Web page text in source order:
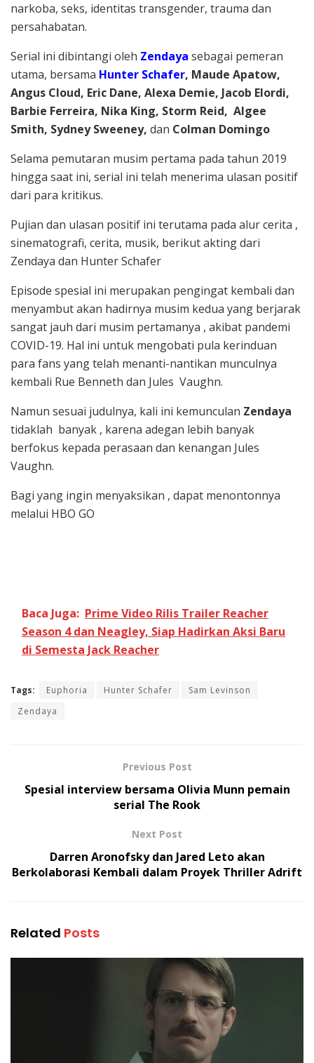
narkoba, seks, identitas transgender, trauma dan
persahabatan.
Serial ini dibintangi oleh Zendaya sebagai pemeran
utama, bersama Hunter Schafer, Maude Apatow,
Angus Cloud, Eric Dane, Alexa Demie, Jacob Elordi,
Barbie Ferreira, Nika King, Storm Reid, Algee
Smith, Sydney Sweeney, dan Colman Domingo
Selama pemutaran musim pertama pada tahun 2019
hingga saat ini, serial ini telah menerima ulasan positif
dari para kritikus.
Pujian dan ulasan positif ini terutama pada alur cerita ,
sinematografi, cerita, musik, berikut akting dari
Zendaya dan Hunter Schafer
Episode spesial ini merupakan pengingat kembali dan
menyambut akan hadirnya musim kedua yang berjarak
sangat jauh dari musim pertamanya , akibat pandemi
COVID-19. Hal ini untuk mengobati pula kerinduan
para fans yang telah menanti-nantikan munculnya
kembali Rue Benneth dan Jules Vaughn.
Namun sesuai judulnya, kali ini kemunculan Zendaya
tidaklah banyak , karena adegan lebih banyak
berfokus kepada perasaan dan kenangan Jules
Vaughn.
Bagi yang ingin menyaksikan , dapat menontonnya
melalui HBO GO
Baca Juga: Prime Video Rilis Trailer Reacher
Season 4 dan Neagley, Siap Hadirkan Aksi Baru
di Semesta Jack Reacher
Tags: Euphoria Hunter Schafer
Sam Levinson
Zendaya
Previous Post
Spesial interview bersama Olivia Munn pemain
serial The Rook
Next Post
Darren Aronofsky dan Jared Leto akan
Berkolaborasi Kembali dalam Proyek Thriller Adrift
Related Posts